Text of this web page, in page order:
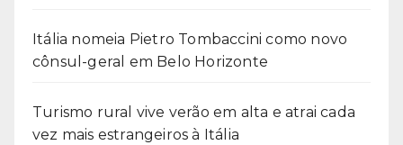
Itália nomeia Pietro Tombaccini como novo
cônsul-geral em Belo Horizonte
Turismo rural vive verão em alta e atrai cada
vez mais estrangeiros à Itália